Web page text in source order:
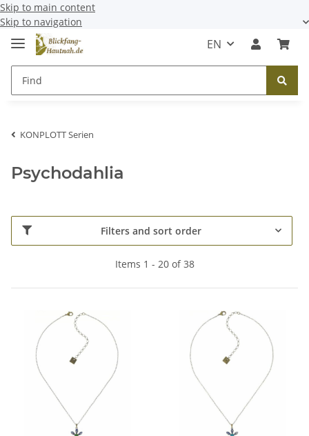
Skip to main content
Skip to navigation
EN
KONPLOTT Serien
Psychodahlia
Filters and sort order
Items 1 - 20 of 38